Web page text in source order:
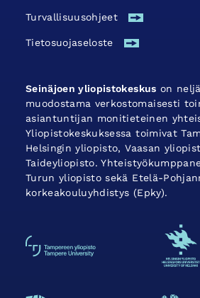
Turvallisuus­ohjeet
Tietosuojaseloste
Seinäjoen yliopistokeskus on
muodostama verkostomaisesti
asiantuntijan monitieteinen
Yliopistokeskuksessa toimivat
Helsingin yliopisto, Vaasan
Taideyliopisto.
Turun yliopisto sekä Etelä-
korkeakouluyhdistys (Epky).